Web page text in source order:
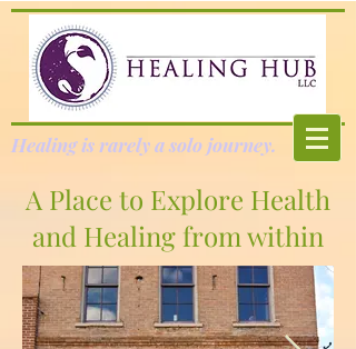
Healing is rarely a solo journey.
A Place to Explore Health
and Healing from within